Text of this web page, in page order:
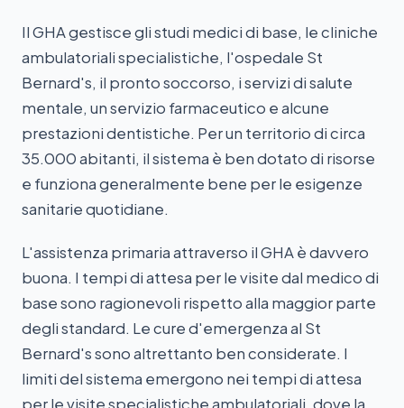
Il GHA gestisce gli studi medici di base, le cliniche
ambulatoriali specialistiche, l'ospedale St
Bernard's, il pronto soccorso, i servizi di salute
mentale, un servizio farmaceutico e alcune
prestazioni dentistiche. Per un territorio di circa
35.000 abitanti, il sistema è ben dotato di risorse
e funziona generalmente bene per le esigenze
sanitarie quotidiane.
L'assistenza primaria attraverso il GHA è davvero
buona. I tempi di attesa per le visite dal medico di
base sono ragionevoli rispetto alla maggior parte
degli standard. Le cure d'emergenza al St
Bernard's sono altrettanto ben considerate. I
limiti del sistema emergono nei tempi di attesa
per le visite specialistiche ambulatoriali, dove la